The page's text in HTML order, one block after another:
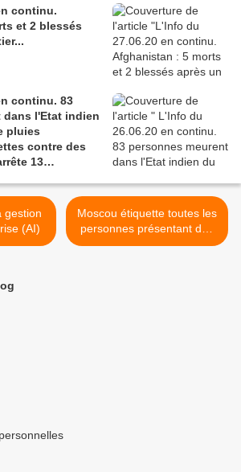
continu.
et 2 blessés
83
dans l'Etat indien
pluies
contre des
13
(AI)
Moscou étiquette toutes les
personnes présentant des
symptômes respiratoires